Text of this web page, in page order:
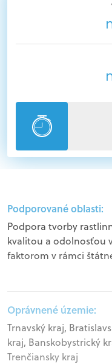
Podporované oblasti:
Podpora tvorby
kvalitou a odolnosťou
faktorom v rámci
Oprávnené územie:
Trnavský kraj,
kraj, Banskobystrický
Trenčiansky kraj